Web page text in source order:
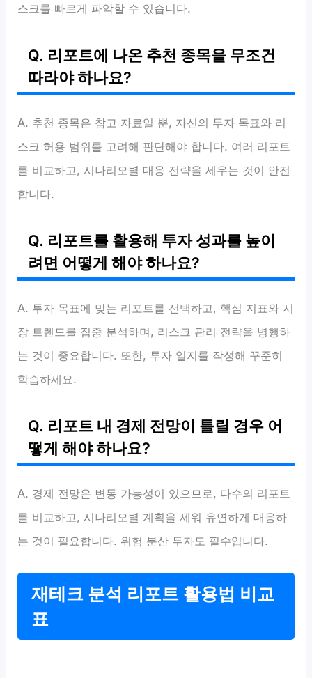
스크를 빠르게 파악할 수 있습니다.
Q. 리포트에 나온 추천 종목을 무조건
따라야 하나요?
A. 추천 종목은 참고 자료일 뿐, 자신의 투자 목표와 리
스크 허용 범위를 고려해 판단해야 합니다. 여러 리포트
를 비교하고, 시나리오별 대응 전략을 세우는 것이 안전
합니다.
Q. 리포트를 활용해 투자 성과를 높이
려면 어떻게 해야 하나요?
A. 투자 목표에 맞는 리포트를 선택하고, 핵심 지표와 시
장 트렌드를 집중 분석하며, 리스크 관리 전략을 병행하
는 것이 중요합니다. 또한, 투자 일지를 작성해 꾸준히
학습하세요.
Q. 리포트 내 경제 전망이 틀릴 경우 어
떻게 해야 하나요?
A. 경제 전망은 변동 가능성이 있으므로, 다수의 리포트
를 비교하고, 시나리오별 계획을 세워 유연하게 대응하
는 것이 필요합니다. 위험 분산 투자도 필수입니다.
재테크 분석 리포트 활용법 비교
표